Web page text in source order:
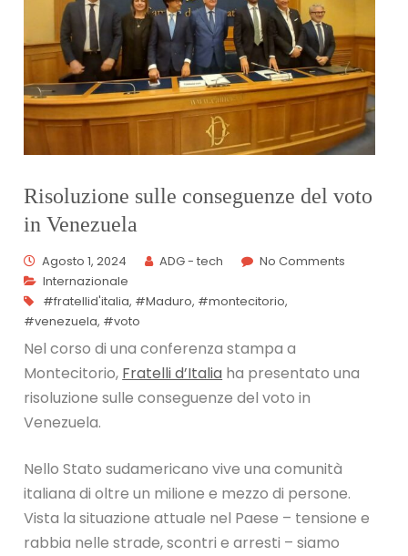
Risoluzione sulle conseguenze del voto
in Venezuela
Agosto 1, 2024 ADG - tech
No Comments
Internazionale
#fratellid'italia, #Maduro, #montecitorio,
#venezuela, #voto
Nel corso di una conferenza stampa a
Montecitorio, Fratelli d’Italia ha presentato una
risoluzione sulle conseguenze del voto in
Venezuela.
Nello Stato sudamericano vive una comunità
italiana di oltre un milione e mezzo di persone.
Vista la situazione attuale nel Paese – tensione e
rabbia nelle strade, scontri e arresti – siamo